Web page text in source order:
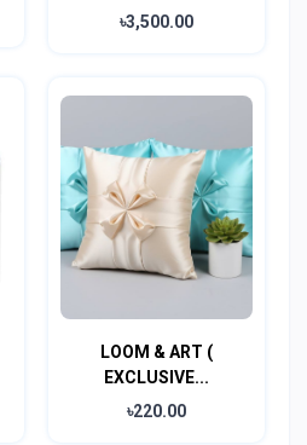
৳3,500.00
LOOM & ART (
EXCLUSIVE...
৳220.00